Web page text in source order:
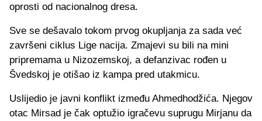
oprosti od nacionalnog dresa.
Sve se dešavalo tokom prvog okupljanja za sada već
završeni ciklus Lige nacija. Zmajevi su bili na mini
pripremama u Nizozemskoj, a defanzivac rođen u
Švedskoj je otišao iz kampa pred utakmicu.
Uslijedio je javni konflikt između Ahmedhodžića. Njegov
otac Mirsad je čak optužio igračevu suprugu Mirjanu da